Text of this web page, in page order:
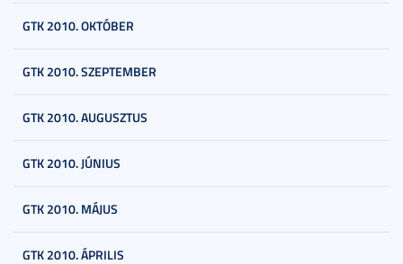
GTK 2010. OKTÓBER
GTK 2010. SZEPTEMBER
GTK 2010. AUGUSZTUS
GTK 2010. JÚNIUS
GTK 2010. MÁJUS
GTK 2010. ÁPRILIS